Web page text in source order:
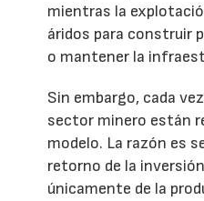
mientras la
áridos para construir
o mantener la
Sin embargo, cada
sector minero están
modelo. La razón es
retorno de la
únicamente de la